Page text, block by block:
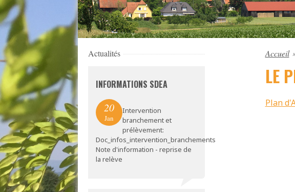
Accueil
LE
Plan
Actualités
INFORMATIONS SDEA
20
Jan
Intervention
branchement et
prélèvement:
Doc_infos_intervention_branchements
Note d'information - reprise de
la relève